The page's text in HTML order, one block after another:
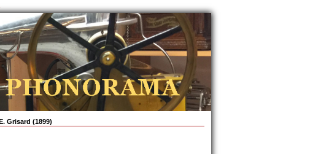
Grisard (1899)